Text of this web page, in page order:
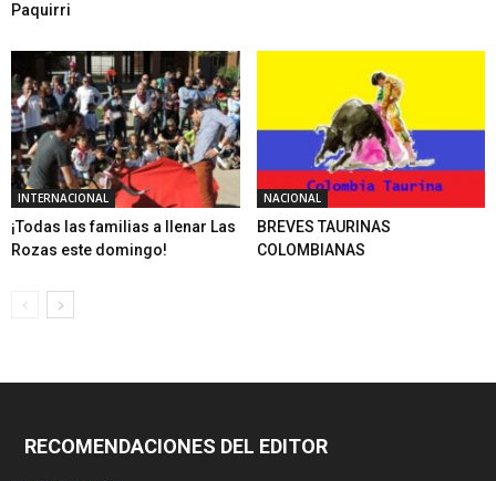
Paquirri
INTERNACIONAL
¡Todas las familias a llenar Las
Rozas este domingo!
NACIONAL
BREVES TAURINAS
COLOMBIANAS
RECOMENDACIONES DEL EDITOR